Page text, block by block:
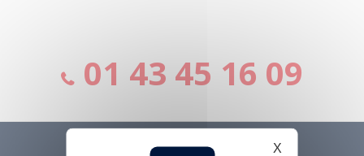
01 43 45 16 09
X